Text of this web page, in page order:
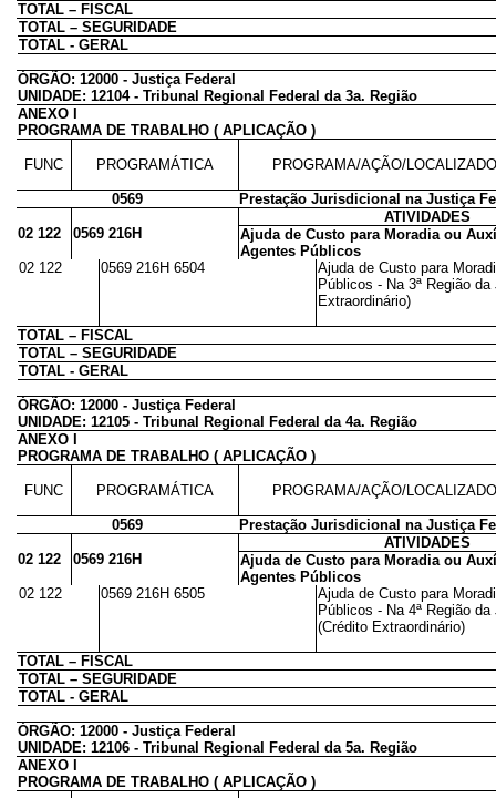
TOTAL – FISCAL
TOTAL – SEGURIDADE
TOTAL - GERAL
ÓRGÃO: 12000 - Justiça Federal
UNIDADE: 12104 - Tribunal Regional Federal da 3a. Região
ANEXO I
PROGRAMA DE TRABALHO ( APLICAÇÃO )
FUNC PROGRAMÁTICA PROGRAMA/AÇÃO/
0569
Prestação Jurisdicional na Justiça
ATIVIDADES
02 122
0569 216H
Ajuda de Custo para Moradia ou
Agentes Públicos
02 122
0569 216H 6504
Ajuda de Custo para
Públicos - Na 3ª Região
Extraordinário)
TOTAL – FISCAL
TOTAL – SEGURIDADE
TOTAL - GERAL
ÓRGÃO: 12000 - Justiça Federal
UNIDADE: 12105 - Tribunal Regional Federal da 4a. Região
ANEXO I
PROGRAMA DE TRABALHO ( APLICAÇÃO )
FUNC PROGRAMÁTICA PROGRAMA/AÇÃO/
0569
Prestação Jurisdicional na Justiça
ATIVIDADES
02 122
0569 216H
Ajuda de Custo para Moradia ou
Agentes Públicos
02 122
0569 216H 6505
Ajuda de Custo para
Públicos - Na 4ª Região
(Crédito Extraordinário)
TOTAL – FISCAL
TOTAL – SEGURIDADE
TOTAL - GERAL
ÓRGÃO: 12000 - Justiça Federal
UNIDADE: 12106 - Tribunal Regional Federal da 5a. Região
ANEXO I
PROGRAMA DE TRABALHO ( APLICAÇÃO )